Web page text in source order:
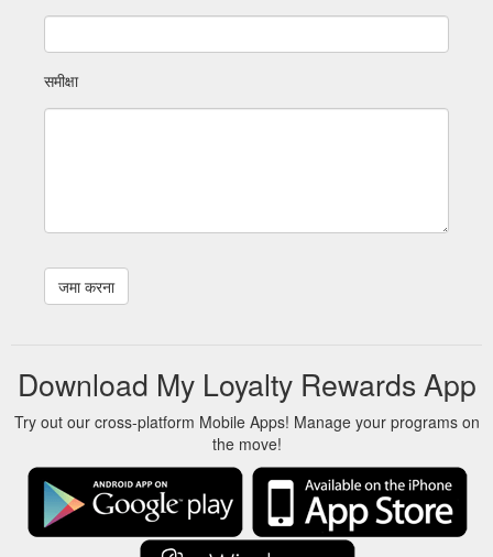
समीक्षा
Download My Loyalty Rewards App
Try out our cross-platform Mobile Apps! Manage your programs on
the move!